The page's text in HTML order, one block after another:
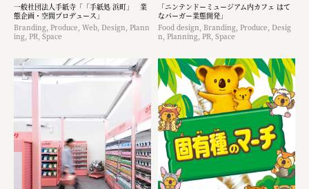
一般社団法人手紙寺「「手紙処 浜町」 業
態企画・空間プロデュース」
Branding, Produce, Web, Design, Plann
ing, PR, Space
「ニンテンドーミュージアム内カフェ はて
なバーガー業態開発」
Food design, Branding, Produce, Desig
n, Planning, PR, Space